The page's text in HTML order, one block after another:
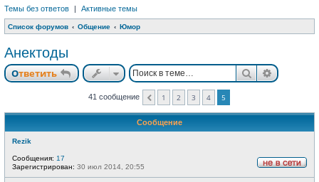
Темы без ответов | Активные темы
Список форумов Общение Юмор
Анектоды
Ответить
Ответить Поиск
41 сообщение Пред.
1 2 3 4 5
Сообщение
Rezik
Сообщения: 17
Зарегистрирован: 30 июл 2014, 20:55